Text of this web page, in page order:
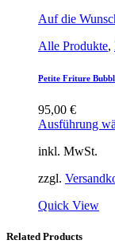
Auf die
Alle Produkte,
Petite Friture
95,00 €
Ausführung
inkl. MwSt.
zzgl.
Quick View
Related Products